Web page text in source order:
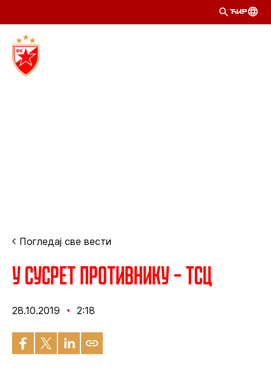
ЋИР
Погледај све вести
У сусрет противнику – ТСЦ
28.10.2019 2:18